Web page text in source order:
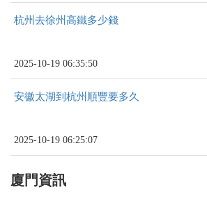
杭州去徐州高鐵多少錢
2025-10-19 06:35:50
安徽太湖到杭州順豐要多久
2025-10-19 06:25:07
廈門資訊